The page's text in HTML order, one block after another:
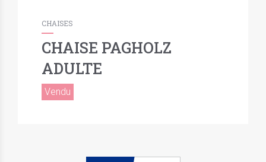
CHAISES
CHAISE PAGHOLZ
ADULTE
Vendu